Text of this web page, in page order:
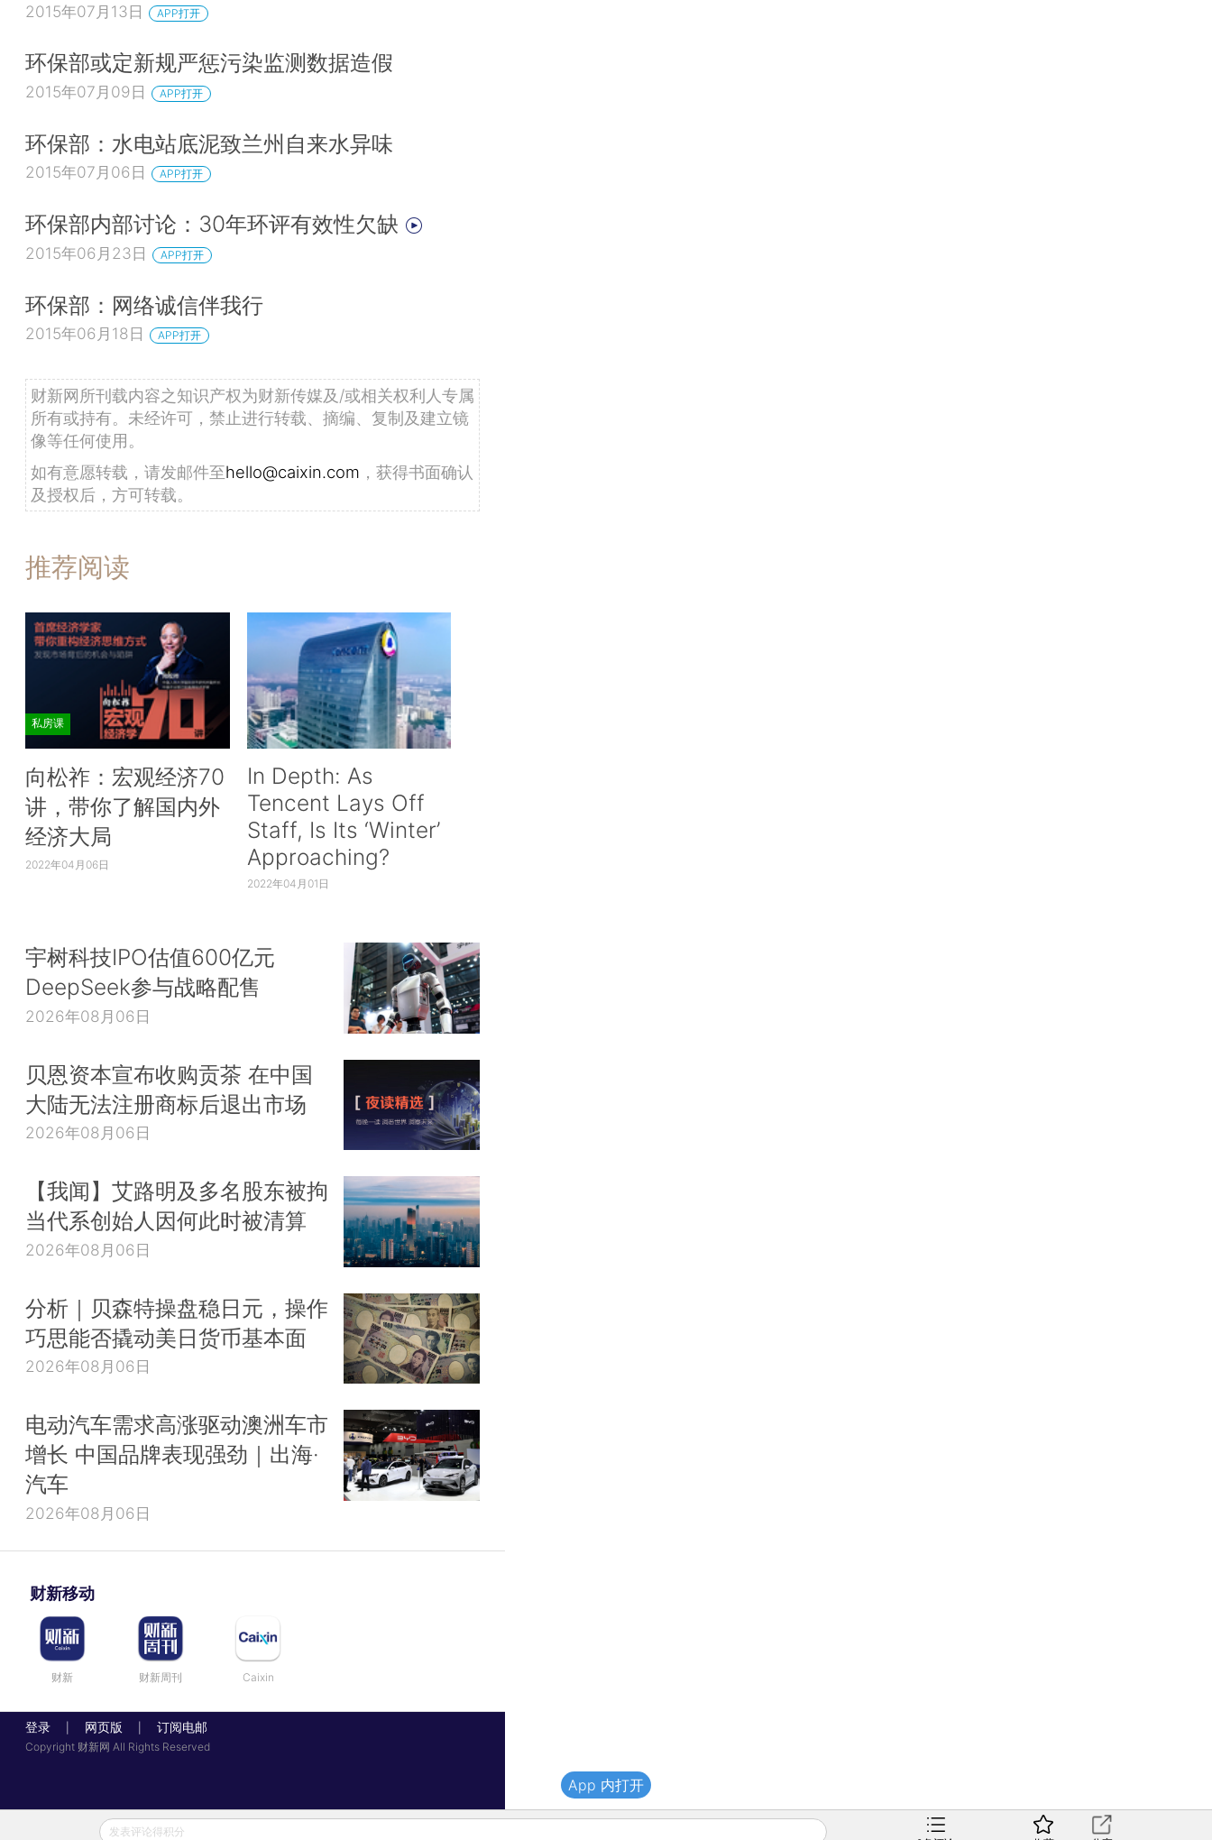
2015年07月13日 APP打开
环保部或定新规严惩污染监测数据造假
2015年07月09日 APP打开
环保部：水电站底泥致兰州自来水异味
2015年07月06日 APP打开
环保部内部讨论：30年环评有效性欠缺
2015年06月23日 APP打开
环保部：网络诚信伴我行
2015年06月18日 APP打开
财新网所刊载内容之知识产权为财新传媒及/或相关权利人专属
所有或持有。未经许可，禁止进行转载、摘编、复制及建立镜
像等任何使用。
如有意愿转载，请发邮件至hello@caixin.com ，获得书面确认
及授权后，方可转载。
推荐阅读
私房课
向松祚：宏观经济70
讲，带你了解国内外
经济大局
2022年04月06日
In Depth: As
Tencent Lays Off
Staff, Is Its ‘Winter’
Approaching?
2022年04月01日
宇树科技IPO估值600亿元
DeepSeek参与战略配售
2026年08月06日
贝恩资本宣布收购贡茶 在中国
大陆无法注册商标后退出市场
2026年08月06日
【我闻】艾路明及多名股东被拘
当代系创始人因何此时被清算
2026年08月06日
分析｜贝森特操盘稳日元，操作
巧思能否撬动美日货币基本面
2026年08月06日
电动汽车需求高涨驱动澳洲车市
增长 中国品牌表现强劲｜出海·
汽车
2026年08月06日
财新移动
财新 财新周刊 Caixin
登录 网页版 订阅电邮
Copyright 财新网 All Rights Reserved
发表评论得积分
App 内打开